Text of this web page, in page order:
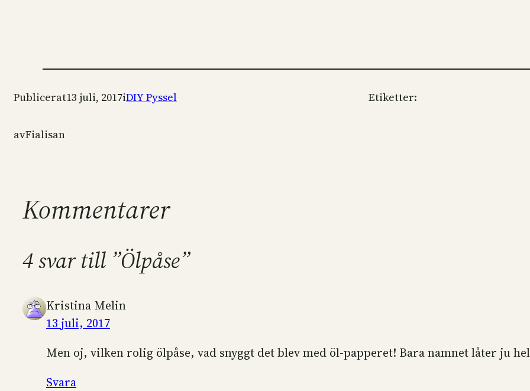
Publicerat13 juli, 2017iDIY Pyssel
avFialisan
Etiketter:
Kommentarer
4 svar till ”Ölpåse”
Kristina Melin
13 juli, 2017
Men oj, vilken rolig ölpåse, vad snyggt det blev med öl-papperet! Bara namnet låter ju
Svara